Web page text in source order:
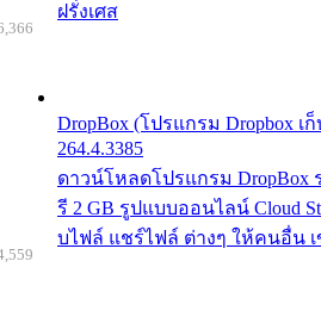
ฝรั่งเศส
DropBox (โปรแกรม Dropbox
264.4.3385
ดาวน์โหลดโปรแกรม DropBox
รี 2 GB รูปแบบออนไลน์ Cloud
บไฟล์ แชร์ไฟล์ ต่างๆ ให้คนอื่น